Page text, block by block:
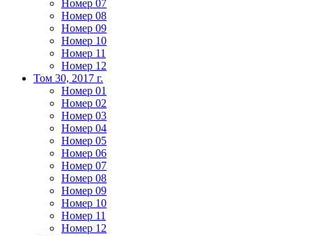
Номер 07
Номер 08
Номер 09
Номер 10
Номер 11
Номер 12
Том 30, 2017 г.
Номер 01
Номер 02
Номер 03
Номер 04
Номер 05
Номер 06
Номер 07
Номер 08
Номер 09
Номер 10
Номер 11
Номер 12